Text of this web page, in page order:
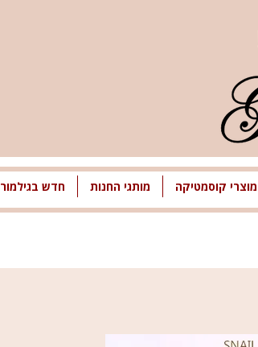
מוצרי קוסמטיקה מותגי החנות חדש בגילמור